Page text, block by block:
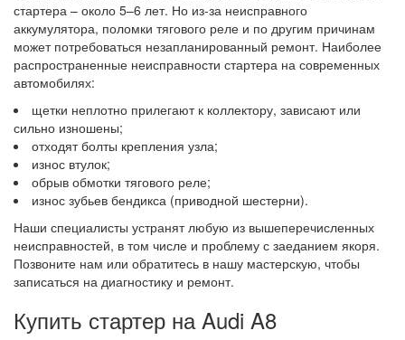
стартера – около 5–6 лет. Но из-за неисправного
аккумулятора, поломки тягового реле и по другим причинам
может потребоваться незапланированный ремонт. Наиболее
распространенные неисправности стартера на современных
автомобилях:
щетки неплотно прилегают к коллектору, зависают или
сильно изношены;
отходят болты крепления узла;
износ втулок;
обрыв обмотки тягового реле;
износ зубьев бендикса (приводной шестерни).
Наши специалисты устранят любую из вышеперечисленных
неисправностей, в том числе и проблему с заеданием якоря.
Позвоните нам или обратитесь в нашу мастерскую, чтобы
записаться на диагностику и ремонт.
Купить стартер на Audi A8